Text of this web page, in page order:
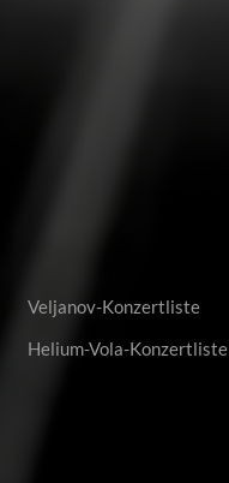
Veljanov-Konzertliste
Helium-Vola-Konzertliste